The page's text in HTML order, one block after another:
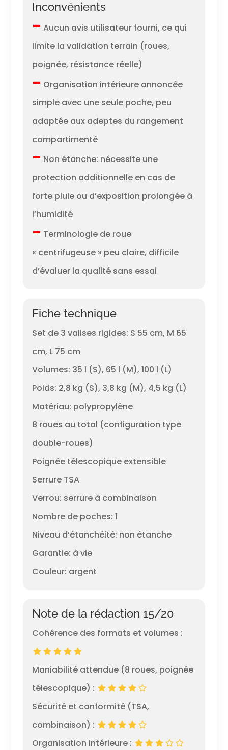
Inconvénients
– Aucun avis utilisateur fourni, ce qui
limite la validation terrain (roues,
poignée, résistance réelle)
– Organisation intérieure annoncée
simple avec une seule poche, peu
adaptée aux adeptes du rangement
compartimenté
– Non étanche: nécessite une
protection additionnelle en cas de
forte pluie ou d’exposition prolongée à
l’humidité
– Terminologie de roue
« centrifugeuse » peu claire, difficile
d’évaluer la qualité sans essai
Fiche technique
Set de 3 valises rigides: S 55 cm, M 65
cm, L 75 cm
Volumes: 35 l (S), 65 l (M), 100 l (L)
Poids: 2,8 kg (S), 3,8 kg (M), 4,5 kg (L)
Matériau: polypropylène
8 roues au total (configuration type
double-roues)
Poignée télescopique extensible
Serrure TSA
Verrou: serrure à combinaison
Nombre de poches: 1
Niveau d’étanchéité: non étanche
Garantie: à vie
Couleur: argent
Note de la rédaction 15/20
Cohérence des formats et volumes :
Maniabilité attendue (8 roues, poignée
télescopique) :
Sécurité et conformité (TSA,
combinaison) :
Organisation intérieure :